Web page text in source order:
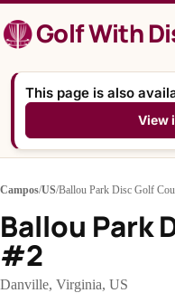
al
contenidoGolf With
This page is also
View
Campos/US/Ballou Park Disc Golf
Ballou Park
#2
Danville, Virginia, US